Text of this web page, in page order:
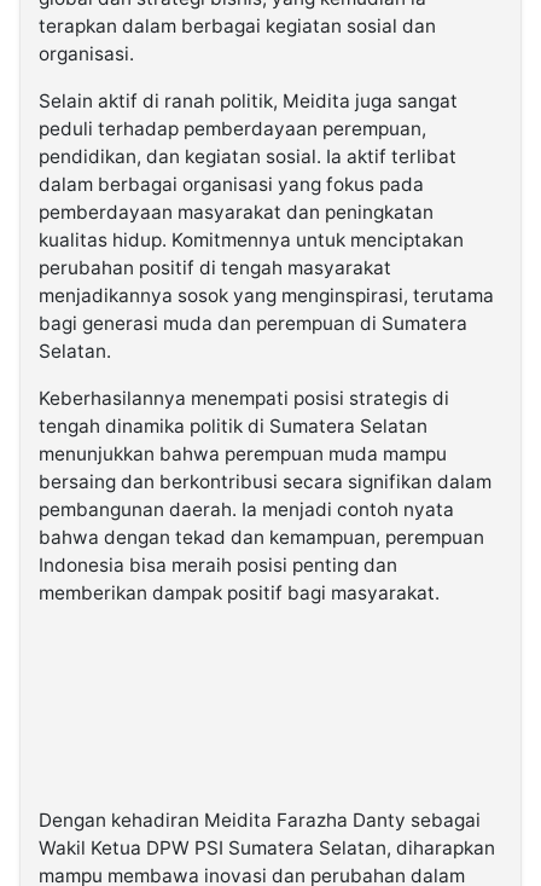
terapkan dalam berbagai kegiatan sosial dan
organisasi.
Selain aktif di ranah politik, Meidita juga sangat
peduli terhadap pemberdayaan perempuan,
pendidikan, dan kegiatan sosial. Ia aktif terlibat
dalam berbagai organisasi yang fokus pada
pemberdayaan masyarakat dan peningkatan
kualitas hidup. Komitmennya untuk menciptakan
perubahan positif di tengah masyarakat
menjadikannya sosok yang menginspirasi, terutama
bagi generasi muda dan perempuan di Sumatera
Selatan.
Keberhasilannya menempati posisi strategis di
tengah dinamika politik di Sumatera Selatan
menunjukkan bahwa perempuan muda mampu
bersaing dan berkontribusi secara signifikan dalam
pembangunan daerah. Ia menjadi contoh nyata
bahwa dengan tekad dan kemampuan, perempuan
Indonesia bisa meraih posisi penting dan
memberikan dampak positif bagi masyarakat.
Dengan kehadiran Meidita Farazha Danty sebagai
Wakil Ketua DPW PSI Sumatera Selatan, diharapkan
mampu membawa inovasi dan perubahan dalam